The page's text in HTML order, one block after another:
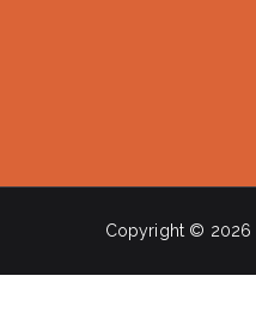
Copyright © 2026